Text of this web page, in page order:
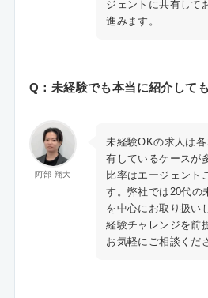
ジェントに共有して
進みます。
Q：未経験でも本当に紹介して
阿部 翔大
未経験OKの求人は
有しているケースが
比率はエージェント
す。弊社では20代の
を中心にお取り扱い
経験チャレンジを前
お気軽にご相談くだ